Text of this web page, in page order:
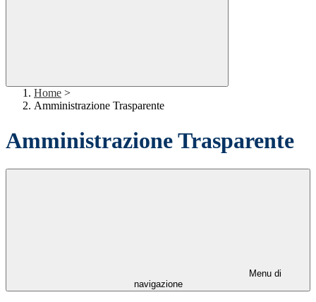
Home >
Amministrazione Trasparente
Amministrazione Trasparente
Menu di
navigazione